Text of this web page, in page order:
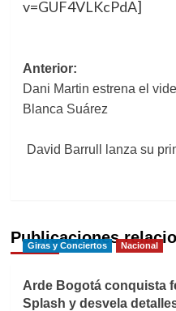
v=GUF4VLKcPdA]
Navegación
de
Anterior:
Dani Martin estrena el
Blanca Suárez
David Barrull lanza su
Publicaciones
Giras y Conciertos Nacional
Arde Bogotá conquista
Splash y desvela